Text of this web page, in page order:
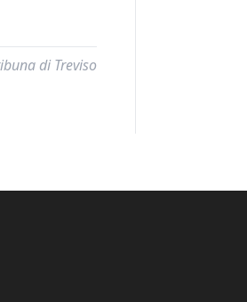
di Treviso